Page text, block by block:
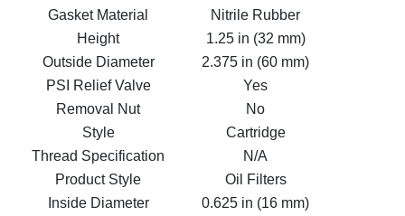
Gasket Material
Nitrile Rubber
Height
1.25 in (32 mm)
Outside Diameter
2.375 in (60 mm)
PSI Relief Valve
Yes
Removal Nut
No
Style
Cartridge
Thread Specification
N/A
Product Style
Oil Filters
Inside Diameter
0.625 in (16 mm)